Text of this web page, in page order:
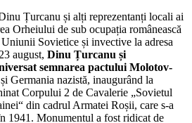
Țurcanu și alți reprezentanți locali ai
Orheiului de sub ocupația românească
Uniunii Sovietice și invective la adresa
august, Dinu Țurcanu și
semnarea pactului Molotov-
Germania nazistă, inaugurând la
Corpului 2 de Cavalerie „Sovietul
din cadrul Armatei Roșii, care s-a
1941. Monumentul a fost ridicat de